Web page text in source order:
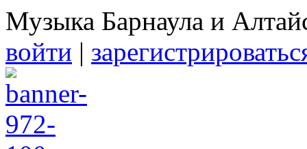
Музыка Барнаула и
войти |